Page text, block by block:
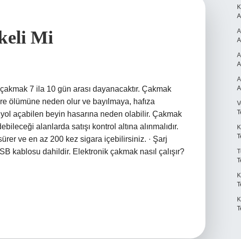
Mi
7 ila 10 gün arası dayanacaktır. Çakmak
ölümüne neden olur ve bayılmaya, hafıza
açabilen beyin hasarına neden olabilir. Çakmak
alanlarda satışı kontrol altına alınmalıdır.
ve en az 200 kez sigara içebilirsiniz. · Şarj
kablosu dahildir. Elektronik çakmak nasıl çalışır?